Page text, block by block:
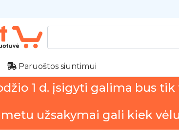
Paruoštos siuntimui
1 d. įsigyti galima bus
užsakymai gali kiek